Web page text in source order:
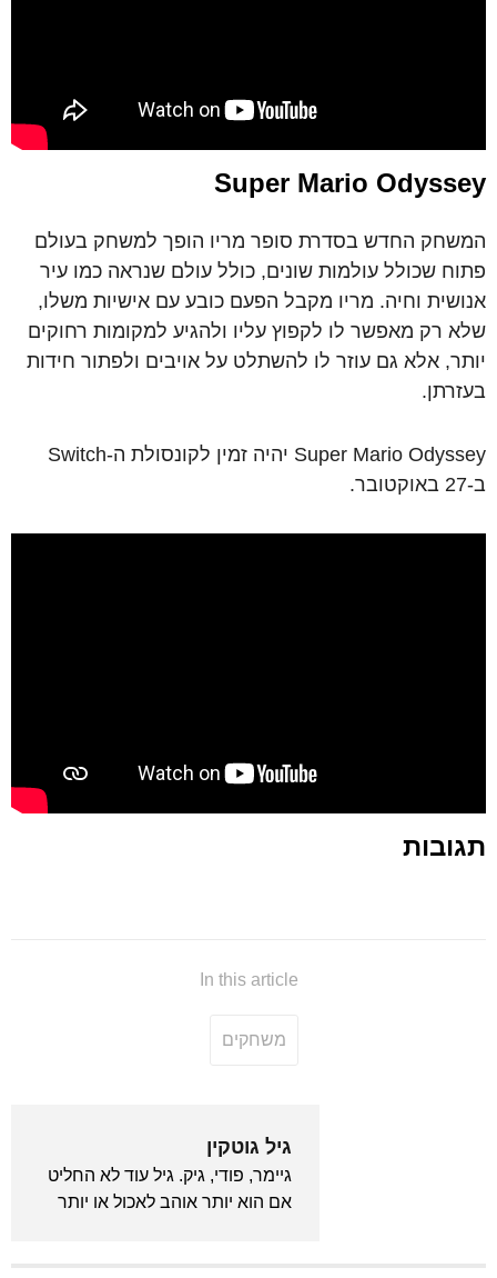
Super Mario Odyssey
המשחק החדש בסדרת סופר מריו הופך למשחק בעולם
פתוח שכולל עולמות שונים, כולל עולם שנראה כמו עיר
אנושית וחיה. מריו מקבל הפעם כובע עם אישיות משלו,
שלא רק מאפשר לו לקפוץ עליו ולהגיע למקומות רחוקים
יותר, אלא גם עוזר לו להשתלט על אויבים ולפתור חידות
בעזרתן.
Super Mario Odyssey יהיה זמין לקונסולת ה-Switch
ב-27 באוקטובר.
תגובות
In this article
משחקים
גיל גוטקין
גיימר, פודי, גיק. גיל עוד לא החליט
אם הוא יותר אוהב לאכול או יותר